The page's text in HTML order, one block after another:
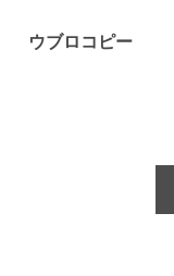
ウブロコピー